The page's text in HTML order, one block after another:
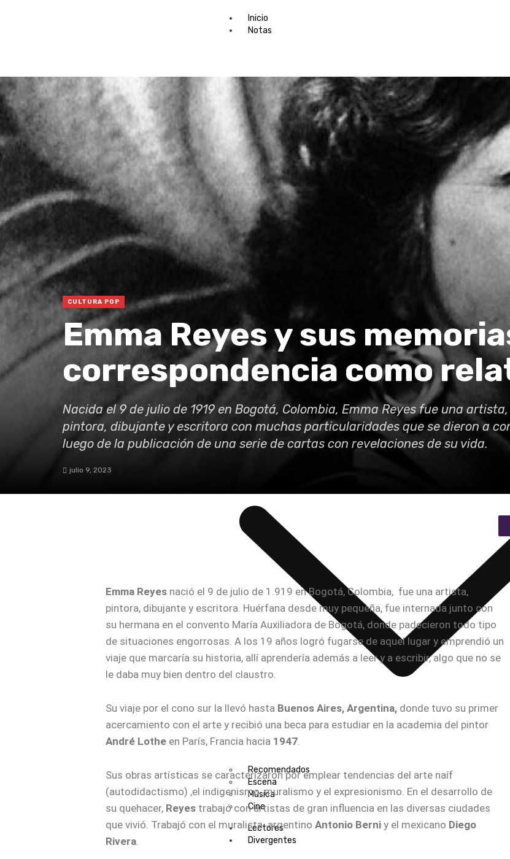
Inicio
Notas
Bacatá
La Vitrina
Recomendados
Escena
Música
Cine
Lectores
Divergentes
CULTURA POP
Emma Reyes y sus
correspondencia como
Nacida el 9 de julio de 1919 en Bogotá, Colombia, Emma Reyes fue una artista,
pintora, dibujante y escritora con muchas particularidades que se dieron a
luego de la publicación de una serie de cartas con revelaciones de su vida.
julio 9, 2023
Emma Reyes nació el 9 de julio de 1.919 en Bogotá, Colombia, fue una artista,
pintora, dibujante y escritora. Huérfana desde muy pequeña, fue internada junto con
su hermana en el convento María Auxiliadora de Bogotá, donde padecieron todo tipo
de situaciones engorrosas. A los 19 años logró fugarse de aquel lugar y emprendió un
viaje que marcaría su historia, allí aprendería además a leer y a escribir, algo que no se
le daba muy bien dentro del claustro.
Su viaje por el cono sur la llevó hasta Buenos Aires, Argentina, donde tuvo su primer
acercamiento con el arte y recibió una beca para estudiar en la academia del pintor
André Lothe en París, Francia hacia 1947.
Sus obras artísticas se caracterizaron por emplear tendencias del arte naíf
(autodidactismo) ,el indigenismo, muralismo y el expresionismo. En el desarrollo de
su quehacer, Reyes trabajó con artistas de gran influencia en las diversas ciudades
que vivió. Trabajó con el muralista argentino Antonio Berni y el mexicano Diego
Rivera.